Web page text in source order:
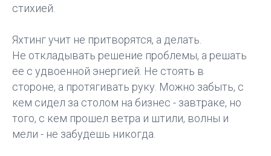
стихией.
Яхтинг учит не притворятся, а делать.
Не откладывать решение проблемы, а решать
ее с удвоенной энергией. Не стоять в
стороне, а протягивать руку. Можно забыть, с
кем сидел за столом на бизнес - завтраке, но
того, с кем прошел ветра и штили, волны и
мели - не забудешь никогда.